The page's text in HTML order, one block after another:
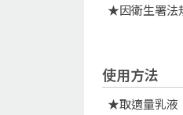
★因衛生署法
使用方法
★取適量乳液